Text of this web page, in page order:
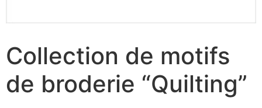
Collection de motifs
de broderie “Quilting”